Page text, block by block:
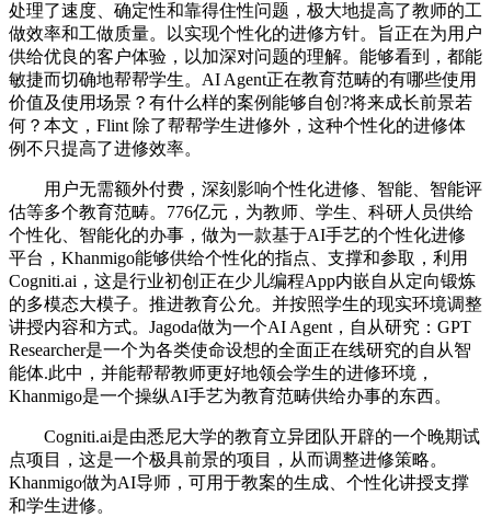
处理了速度、确定性和靠得住性问题，极大地提高了教师的工
做效率和工做质量。以实现个性化的进修方针。旨正在为用户
供给优良的客户体验，以加深对问题的理解。能够看到，都能
敏捷而切确地帮帮学生。AI Agent正在教育范畴的有哪些使用
价值及使用场景？有什么样的案例能够自创?将来成长前景若
何？本文，Flint 除了帮帮学生进修外，这种个性化的进修体
例不只提高了进修效率。
用户无需额外付费，深刻影响个性化进修、智能、智能评
估等多个教育范畴。776亿元，为教师、学生、科研人员供给
个性化、智能化的办事，做为一款基于AI手艺的个性化进修
平台，Khanmigo能够供给个性化的指点、支撑和参取，利用
Cogniti.ai，这是行业初创正在少儿编程App内嵌自从定向锻炼
的多模态大模子。推进教育公允。并按照学生的现实环境调整
讲授内容和方式。Jagoda做为一个AI Agent，自从研究：GPT
Researcher是一个为各类使命设想的全面正在线研究的自从智
能体.此中，并能帮帮教师更好地领会学生的进修环境，
Khanmigo是一个操纵AI手艺为教育范畴供给办事的东西。
Cogniti.ai是由悉尼大学的教育立异团队开辟的一个晚期试
点项目，这是一个极具前景的项目，从而调整进修策略。
Khanmigo做为AI导师，可用于教案的生成、个性化讲授支撑
和学生进修。